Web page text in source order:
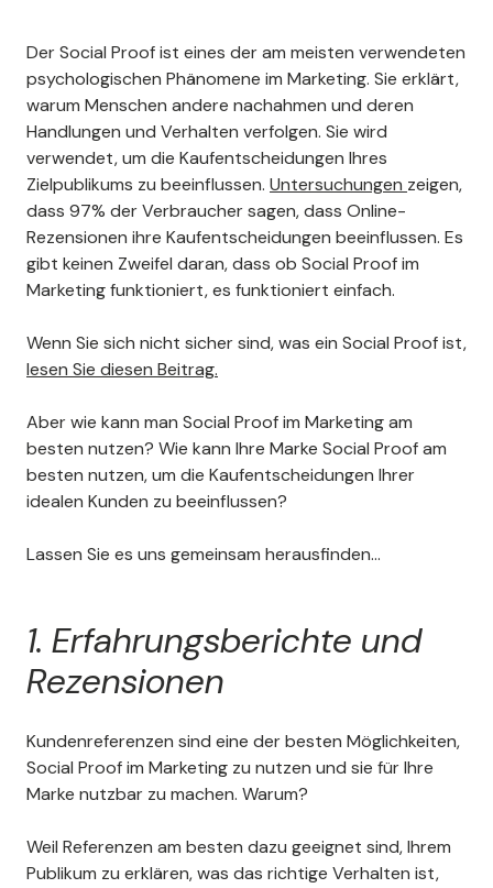
Der Social Proof ist eines der am meisten verwendeten
psychologischen Phänomene im Marketing. Sie erklärt,
warum Menschen andere nachahmen und deren
Handlungen und Verhalten verfolgen. Sie wird
verwendet, um die Kaufentscheidungen Ihres
Zielpublikums zu beeinflussen. Untersuchungen zeigen,
dass 97% der Verbraucher sagen, dass Online-
Rezensionen ihre Kaufentscheidungen beeinflussen. Es
gibt keinen Zweifel daran, dass ob Social Proof im
Marketing funktioniert, es funktioniert einfach.
Wenn Sie sich nicht sicher sind, was ein Social Proof ist,
lesen Sie diesen Beitrag.
Aber wie kann man Social Proof im Marketing am
besten nutzen? Wie kann Ihre Marke Social Proof am
besten nutzen, um die Kaufentscheidungen Ihrer
idealen Kunden zu beeinflussen?
Lassen Sie es uns gemeinsam herausfinden...
1. Erfahrungsberichte und
Rezensionen
Kundenreferenzen sind eine der besten Möglichkeiten,
Social Proof im Marketing zu nutzen und sie für Ihre
Marke nutzbar zu machen. Warum?
Weil Referenzen am besten dazu geeignet sind, Ihrem
Publikum zu erklären, was das richtige Verhalten ist,
Demo anfordern
Luise
Schwarzwälder Flammkuchen
Manufaktur, DE
trotz technischen Problemen
auf meiner Seite konnte er mir
dank seiner kurzen
Erleuterungen wenige Minuten
Kundenbewertungen auf
unserer Homepage
Page 3 of 12